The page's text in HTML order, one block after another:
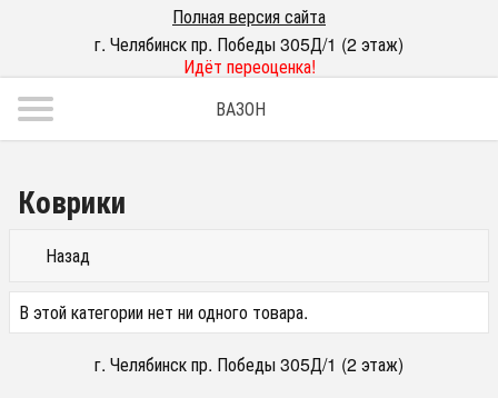
Полная версия сайта
г. Челябинск пр. Победы 305Д/1 (2 этаж)
Идёт переоценка!
ВАЗОН
Коврики
Назад
В этой категории нет ни одного товара.
г. Челябинск пр. Победы 305Д/1 (2 этаж)